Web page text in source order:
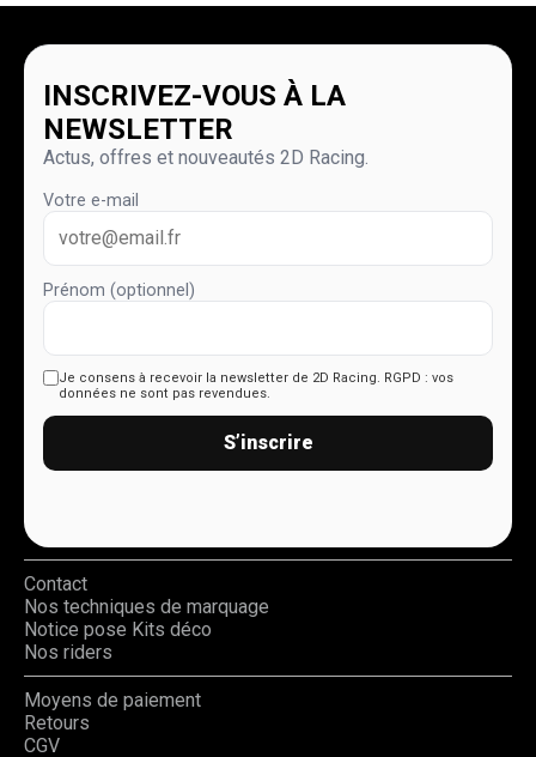
INSCRIVEZ-VOUS À LA
NEWSLETTER
Actus, offres et nouveautés 2D Racing.
Votre e-mail
Prénom (optionnel)
Je consens à recevoir la newsletter de 2D Racing. RGPD : vos
données ne sont pas revendues.
S’inscrire
Contact
Nos techniques de marquage
Notice pose Kits déco
Nos riders
Moyens de paiement
Retours
CGV